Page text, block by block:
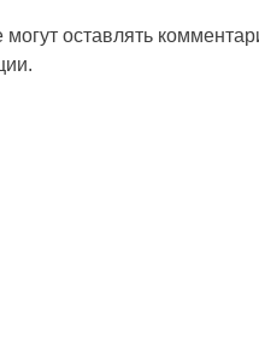
могут оставлять